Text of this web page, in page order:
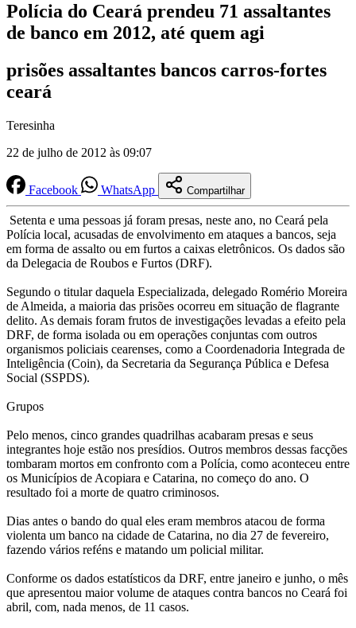
Polícia do Ceará prendeu 71 assaltantes
de banco em 2012, até quem agi
prisões assaltantes bancos carros-fortes
ceará
Teresinha
22 de julho de 2012 às 09:07
Facebook WhatsApp Compartilhar
Setenta e uma pessoas já foram presas, neste ano, no Ceará pela
Polícia local, acusadas de envolvimento em ataques a bancos, seja
em forma de assalto ou em furtos a caixas eletrônicos. Os dados são
da Delegacia de Roubos e Furtos (DRF).
Segundo o titular daquela Especializada, delegado Romério Moreira
de Almeida, a maioria das prisões ocorreu em situação de flagrante
delito. As demais foram frutos de investigações levadas a efeito pela
DRF, de forma isolada ou em operações conjuntas com outros
organismos policiais cearenses, como a Coordenadoria Integrada de
Inteligência (Coin), da Secretaria da Segurança Pública e Defesa
Social (SSPDS).
Grupos
Pelo menos, cinco grandes quadrilhas acabaram presas e seus
integrantes hoje estão nos presídios. Outros membros dessas facções
tombaram mortos em confronto com a Polícia, como aconteceu entre
os Municípios de Acopiara e Catarina, no começo do ano. O
resultado foi a morte de quatro criminosos.
Dias antes o bando do qual eles eram membros atacou de forma
violenta um banco na cidade de Catarina, no dia 27 de fevereiro,
fazendo vários reféns e matando um policial militar.
Conforme os dados estatísticos da DRF, entre janeiro e junho, o mês
que apresentou maior volume de ataques contra bancos no Ceará foi
abril, com, nada menos, de 11 casos.